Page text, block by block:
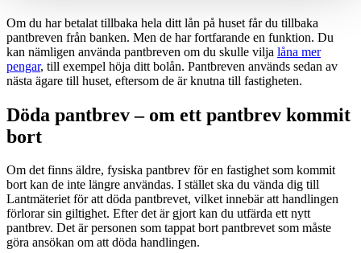
Om du har betalat tillbaka hela ditt lån på huset får du tillbaka
pantbreven från banken. Men de har fortfarande en funktion. Du
kan nämligen använda pantbreven om du skulle vilja låna mer
pengar, till exempel höja ditt bolån. Pantbreven används sedan av
nästa ägare till huset, eftersom de är knutna till fastigheten.
Döda pantbrev – om ett pantbrev kommit
bort
Om det finns äldre, fysiska pantbrev för en fastighet som kommit
bort kan de inte längre användas. I stället ska du vända dig till
Lantmäteriet för att döda pantbrevet, vilket innebär att handlingen
förlorar sin giltighet. Efter det är gjort kan du utfärda ett nytt
pantbrev. Det är personen som tappat bort pantbrevet som måste
göra ansökan om att döda handlingen.